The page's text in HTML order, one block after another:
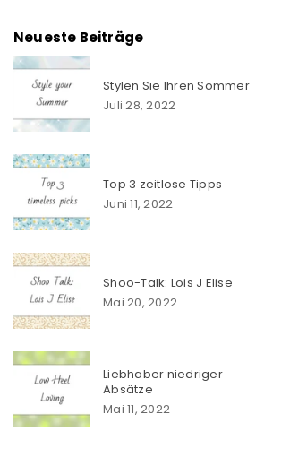
Neueste Beiträge
Stylen Sie Ihren Sommer
Juli 28, 2022
Top 3 zeitlose Tipps
Juni 11, 2022
Shoo-Talk: Lois J Elise
Mai 20, 2022
Liebhaber niedriger
Absätze
Mai 11, 2022